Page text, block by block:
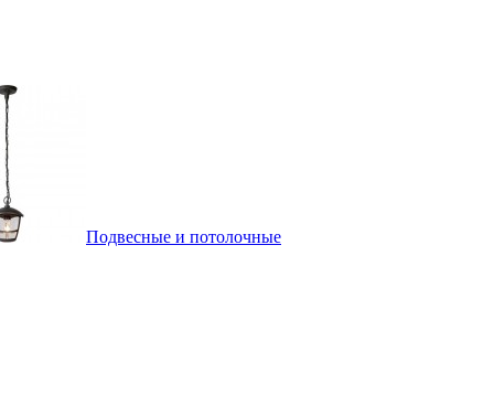
Подвесные и потолочные